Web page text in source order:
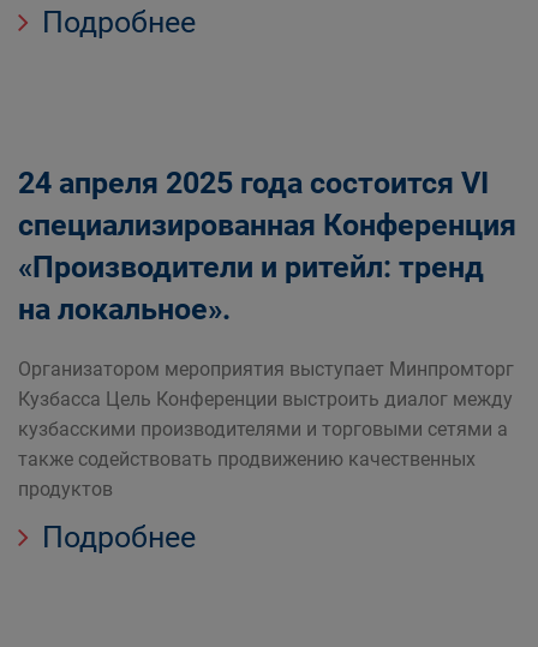
Подробнее
24 апреля 2025 года состоится VI
специализированная Конференция
«Производители и ритейл: тренд
на локальное».
Организатором мероприятия выступает Минпромторг
Кузбасса Цель Конференции выстроить диалог между
кузбасскими производителями и торговыми сетями а
также содействовать продвижению качественных
продуктов
Подробнее